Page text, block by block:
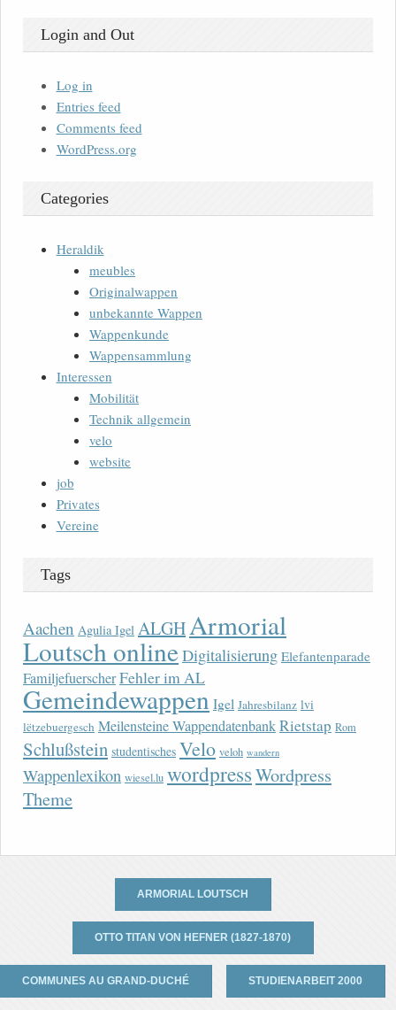
Login and Out
Log in
Entries feed
Comments feed
WordPress.org
Categories
Heraldik
meubles
Originalwappen
unbekannte Wappen
Wappenkunde
Wappensammlung
Interessen
Mobilität
Technik allgemein
velo
website
job
Privates
Vereine
Tags
Aachen Agulia Igel ALGHArmorial
Loutsch onlineDigitalisierung Elefantenparade
FamiljefuerscherFehler im AL
Gemeindewappen Igel Jahresbilanz lvi
lëtzebuergesch Meilensteine WappendatenbankRietstap Rom
Schlußstein studentisches Velo veloh wandern
Wappenlexikon wiesel.lu wordpressWordpress
Theme
ARMORIAL LOUTSCH
OTTO TITAN VON HEFNER (1827-1870)
COMMUNES AU GRAND-DUCHÉ STUDIENARBEIT 2000